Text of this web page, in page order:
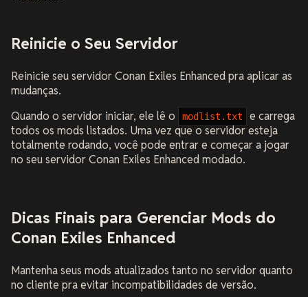
Reinicie o Seu Servidor
Reinicie seu servidor Conan Exiles Enhanced pra aplicar as
mudanças.
Quando o servidor iniciar, ele lê o
modlist.txt
e carrega
todos os mods listados. Uma vez que o servidor esteja
totalmente rodando, você pode entrar e começar a jogar
no seu servidor Conan Exiles Enhanced modado.
Dicas Finais para Gerenciar Mods do
Conan Exiles Enhanced
Mantenha seus mods atualizados tanto no servidor quanto
no cliente pra evitar incompatibilidades de versão.